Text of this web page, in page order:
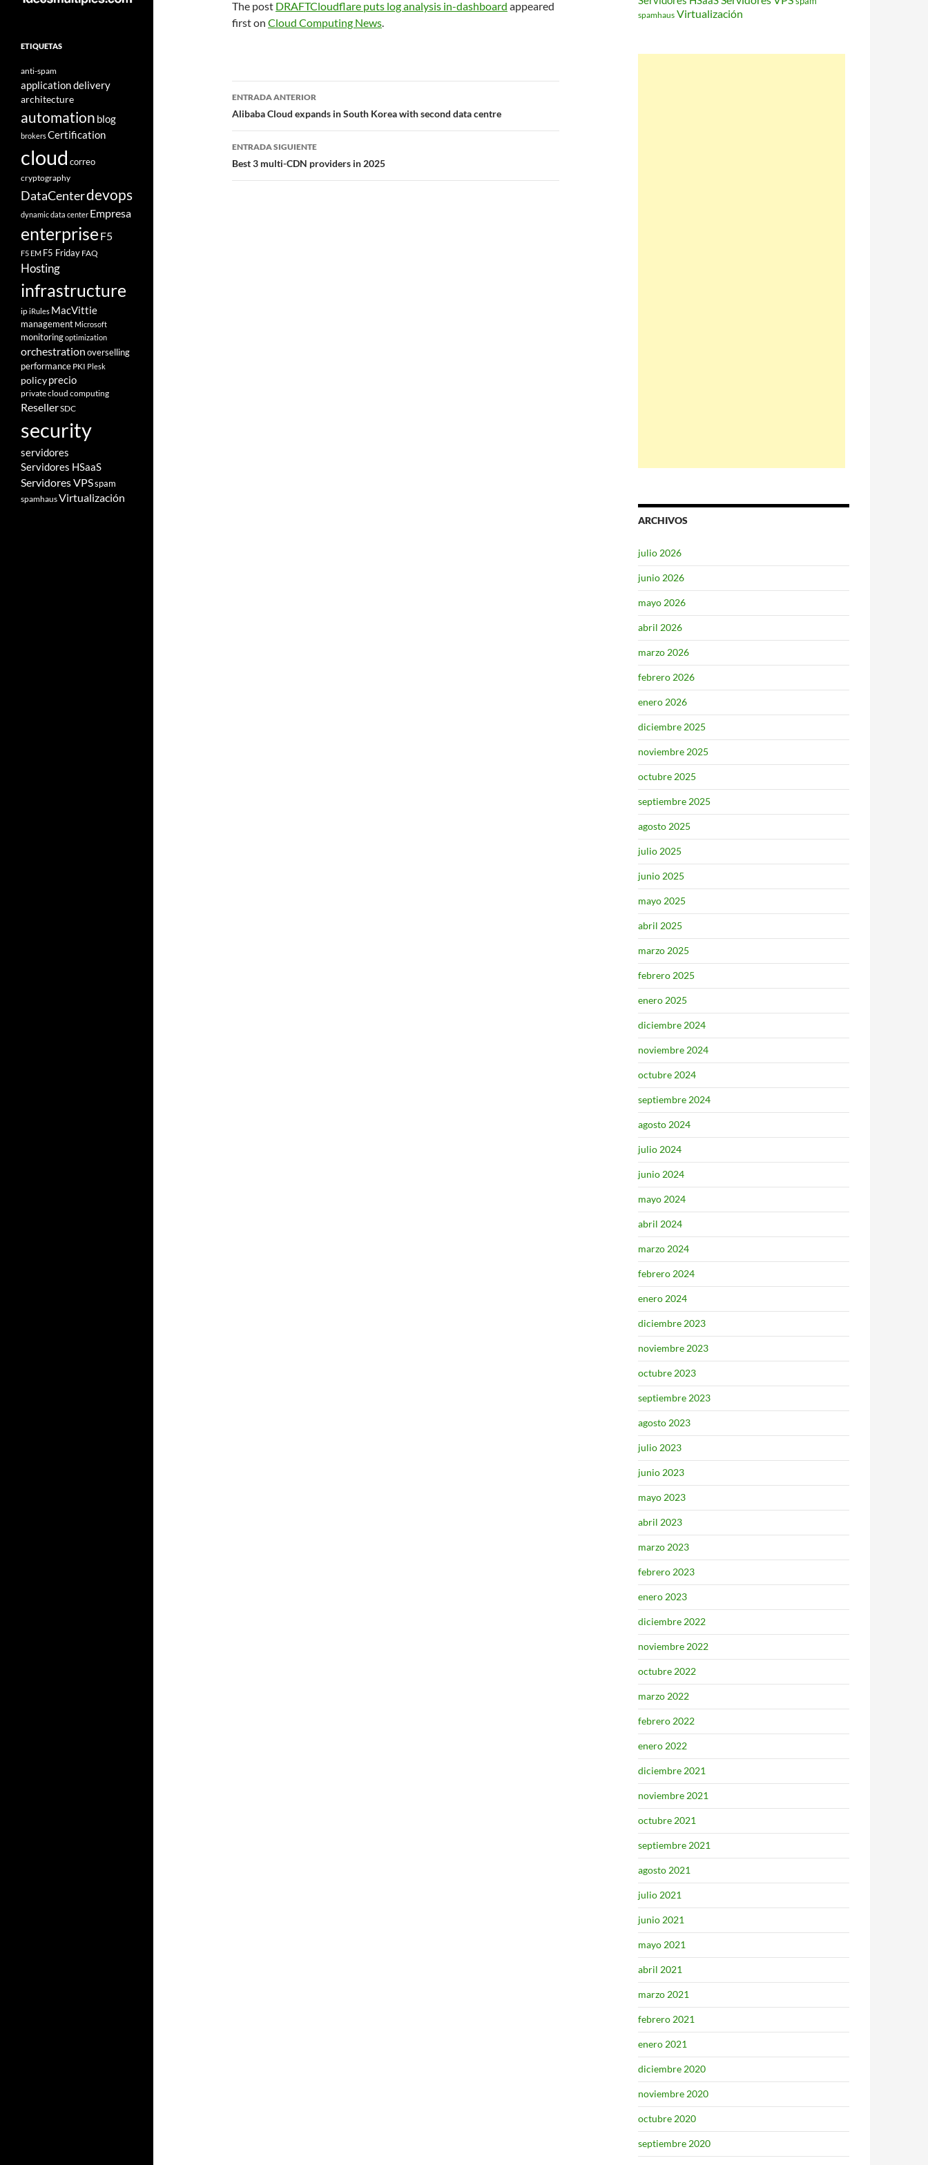
The post DRAFTCloudflare puts log analysis in-dashboard appeared
first on Cloud Computing News.
Navegador
de
entradas
ENTRADA ANTERIOR
Alibaba Cloud expands in South Korea with second data centre
ENTRADA SIGUIENTE
Best 3 multi-CDN providers in 2025
spamhaus Virtualización
ARCHIVOS
julio 2026
junio 2026
mayo 2026
abril 2026
marzo 2026
febrero 2026
enero 2026
diciembre 2025
noviembre 2025
octubre 2025
septiembre 2025
agosto 2025
julio 2025
junio 2025
mayo 2025
abril 2025
marzo 2025
febrero 2025
enero 2025
diciembre 2024
noviembre 2024
octubre 2024
septiembre 2024
agosto 2024
julio 2024
junio 2024
mayo 2024
abril 2024
marzo 2024
febrero 2024
enero 2024
diciembre 2023
noviembre 2023
octubre 2023
septiembre 2023
agosto 2023
julio 2023
junio 2023
mayo 2023
abril 2023
marzo 2023
febrero 2023
enero 2023
diciembre 2022
noviembre 2022
octubre 2022
marzo 2022
febrero 2022
enero 2022
diciembre 2021
noviembre 2021
octubre 2021
septiembre 2021
agosto 2021
julio 2021
junio 2021
mayo 2021
abril 2021
marzo 2021
febrero 2021
enero 2021
diciembre 2020
noviembre 2020
octubre 2020
septiembre 2020
ETIQUETAS
anti-spam
application delivery
architecture
automation blog
brokersCertification
cloud correo
cryptography
DataCenterdevops
dynamic data center Empresa
enterprise F5
F5 EM F5 Friday FAQ
Hosting
infrastructure
ipiRules MacVittie
management Microsoft
monitoringoptimization
orchestrationoverselling
performance PKI Plesk
policyprecio
private cloud computing
ResellerSDC
security
servidores
Servidores HSaaS
Servidores VPSspam
spamhausVirtualización